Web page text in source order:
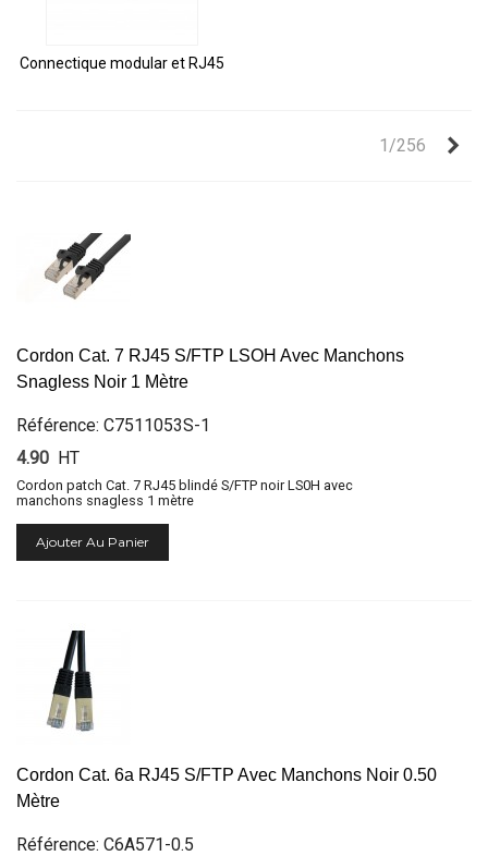
Connectique modular et RJ45
1/256
Cordon Cat. 7 RJ45 S/FTP LSOH Avec Manchons
Snagless Noir 1 Mètre
Référence: C7511053S-1
4.90 HT
Cordon patch Cat. 7 RJ45 blindé S/FTP noir LS0H avec
manchons snagless 1 mètre
Ajouter Au Panier
Cordon Cat. 6a RJ45 S/FTP Avec Manchons Noir 0.50
Mètre
Référence: C6A571-0.5